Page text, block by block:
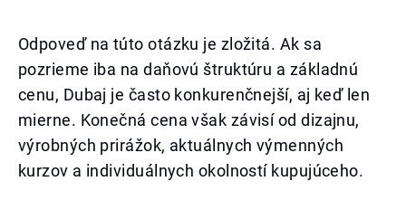
Odpoveď na túto otázku je zložitá. Ak sa
pozrieme iba na daňovú štruktúru a základnú
cenu, Dubaj je často konkurenčnejší, aj keď len
mierne. Konečná cena však závisí od dizajnu,
výrobných prirážok, aktuálnych výmenných
kurzov a individuálnych okolností kupujúceho.